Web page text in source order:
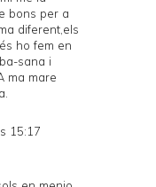
bons per a
diferent,els
ho fem en
sana i
ma mare
15:17